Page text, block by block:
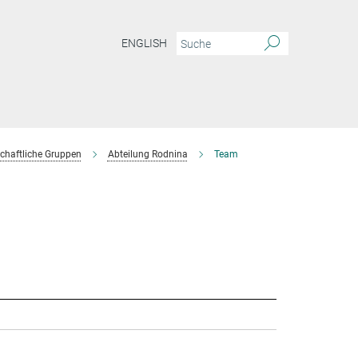
ENGLISH
Gruppen Abteilung Rodnina Team